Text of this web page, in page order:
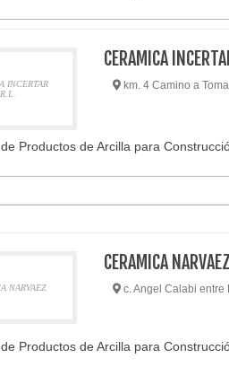
INCERTAR
CERAMICA
km. 4 Camino a
Productos de Arcilla para
NARVAEZ
CERAMICA NARVAEZ
c. Angel Calabi entre
Productos de Arcilla para